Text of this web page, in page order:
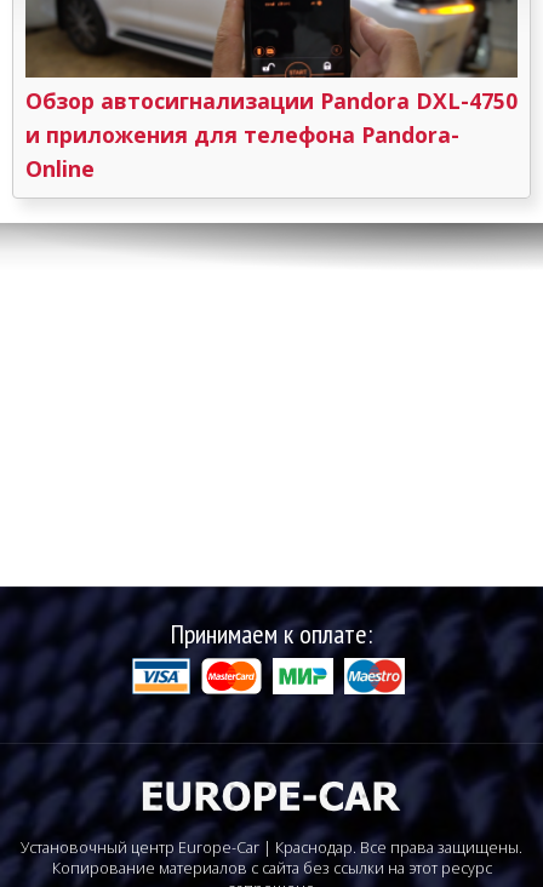
Обзор автосигнализации Pandora DXL-4750
и приложения для телефона Pandora-
Online
Принимаем к оплате:
Установочный центр Europe-Car | Краснодар. Все права защищены.
Копирование материалов с сайта без ссылки на этот ресурс